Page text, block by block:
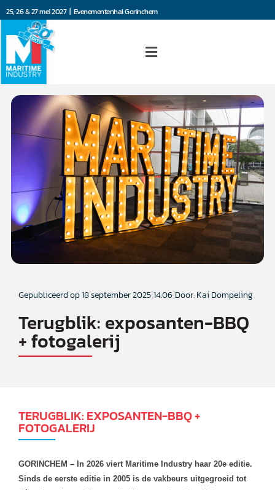
25, 26 & 27 mei 2027 | Evenementenhal Gorinchem
Gepubliceerd op18 september 202514:06 Door: Kai Dompeling
Terugblik: exposanten-BBQ
+ fotogalerij
TERUGBLIK: EXPOSANTEN-BBQ +
FOTOGALERIJ
GORINCHEM – In 2026 viert Maritime Industry haar 20e editie.
Sinds de eerste editie in 2005 is de vakbeurs uitgegroeid tot